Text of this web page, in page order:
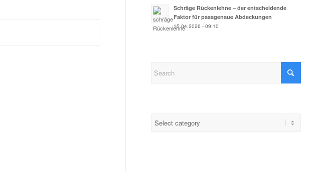
Schräge Rückenlehne – der entscheidende
Faktor für passgenaue Abdeckungen
15.04.2026 - 09:10